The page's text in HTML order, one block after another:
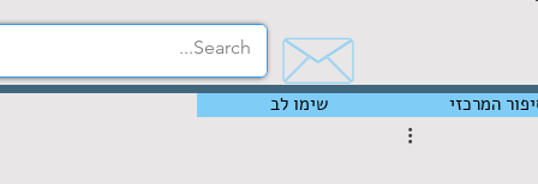
שימו לב המרכזי